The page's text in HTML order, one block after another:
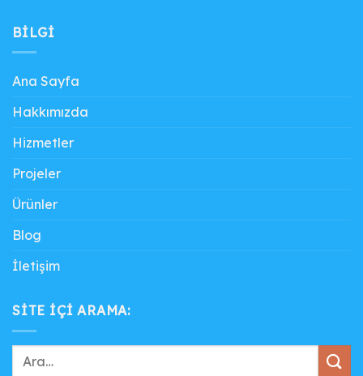
BILGI
Ana Sayfa
Hakkımızda
Hizmetler
Projeler
Ürünler
Blog
İletişim
SITE IÇI ARAMA: